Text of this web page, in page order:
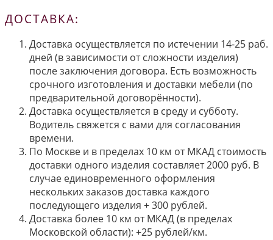
ДОСТАВКА:
Доставка осуществляется по истечении 14-25 раб.
дней (в зависимости от сложности изделия)
после заключения договора. Есть возможность
срочного изготовления и доставки мебели (по
предварительной договорённости).
Доставка осуществляется в среду и субботу.
Водитель свяжется с вами для согласования
времени.
По Москве и в пределах 10 км от МКАД стоимость
доставки одного изделия составляет 2000 руб. В
случае единовременного оформления
нескольких заказов доставка каждого
последующего изделия + 300 рублей.
Доставка более 10 км от МКАД (в пределах
Московской области): +25 рублей/км.